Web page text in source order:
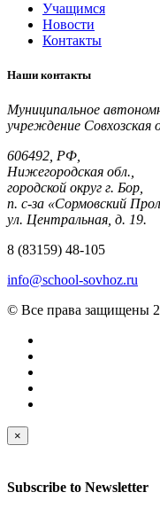
Учащимся
Новости
Контакты
Наши контакты
Муниципальное
учреждение Совхозская
606492, РФ,
Нижегородская обл.,
городской округ г. Бор,
п. с-за «Сормовский
ул. Центральная, д. 19.
8 (83159) 48-105
info@school-sovhoz.ru
© Все права защищены
×
Subscribe to Newsletter